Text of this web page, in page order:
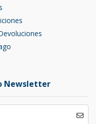
Newsletter